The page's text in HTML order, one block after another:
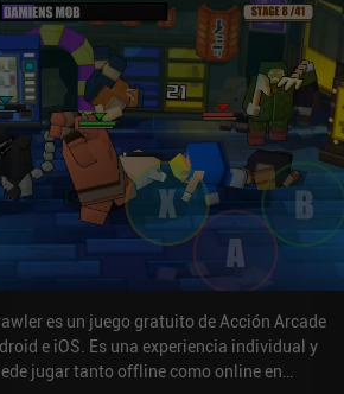
es un juego gratuito de Acción Arcade
e iOS. Es una experiencia individual y
jugar tanto offline como online en